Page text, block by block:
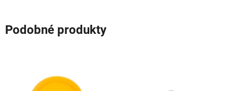
Podobné produkty